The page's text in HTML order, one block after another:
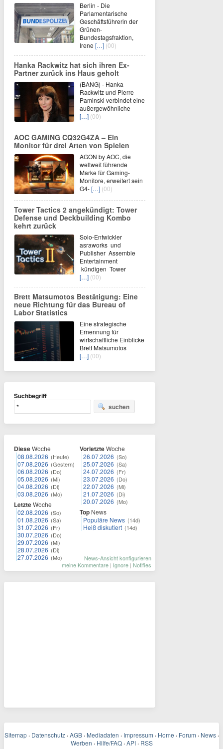
Berlin - Die
Parlamentarische
Geschäftsführerin der
Grünen-
Bundestagsfraktion,
Irene […] (00)
Hanka Rackwitz hat sich ihren Ex-
Partner zurück ins Haus geholt
(BANG) - Hanka
Rackwitz und Pierre
Paminski verbindet eine
außergewöhnliche
[…] (00)
AOC GAMING CQ32G4ZA – Ein
Monitor für drei Arten von Spielen
AGON by AOC, die
weltweit führende
Marke für Gaming-
Monitore, erweitert sein
G4-[…] (00)
Tower Tactics 2 angekündigt: Tower
Defense und Deckbuilding Kombo
kehrt zurück
Solo-Entwickler
asraworks und
Publisher Assemble
Entertainment
kündigen Tower
[…] (00)
Brett Matsumotos Bestätigung: Eine
neue Richtung für das Bureau of
Labor Statistics
Eine strategische
Ernennung für
wirtschaftliche Einblicke
Brett Matsumotos
[…] (00)
Suchbegriff
suchen
DieseWoche
08.08.2026 (Heute)
07.08.2026 (Gestern)
06.08.2026 (Do)
05.08.2026 (Mi)
04.08.2026 (Di)
03.08.2026 (Mo)
LetzteWoche
02.08.2026 (So)
01.08.2026 (Sa)
31.07.2026 (Fr)
30.07.2026 (Do)
29.07.2026 (Mi)
28.07.2026 (Di)
27.07.2026 (Mo)
VorletzteWoche
26.07.2026 (So)
25.07.2026 (Sa)
24.07.2026 (Fr)
23.07.2026 (Do)
22.07.2026 (Mi)
21.07.2026 (Di)
20.07.2026 (Mo)
Top News
Populäre News (14d)
Heiß diskutiert (14d)
News-Ansicht konfigurieren
meine Kommentare | Ignore | Notifies
Sitemap · Datenschutz · AGB · Mediadaten · Impressum · Home · Forum · News ·
Werben · Hilfe/FAQ · API · RSS